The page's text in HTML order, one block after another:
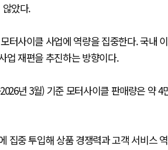
았다.
터사이클 사업에 역량을 집중한다. 국내
업 재편을 추진하는 방향이다.
년 3월) 기준 모터사이클 판매량은 약
집중 투입해 상품 경쟁력과 고객 서비스